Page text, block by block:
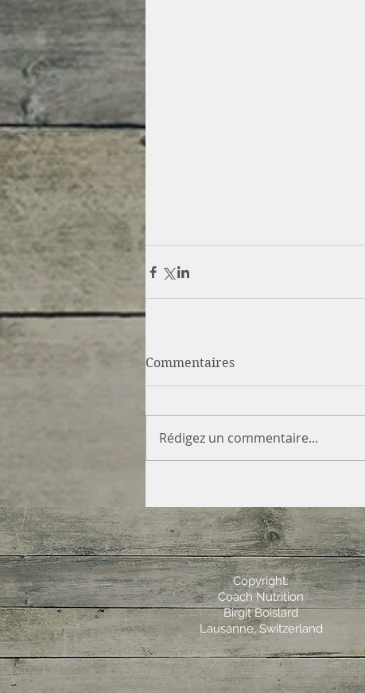
Commentaires
Rédigez un commentaire...
Copyright:
Coach Nutrition
Birgit Boislard
Lausanne, Switzerland